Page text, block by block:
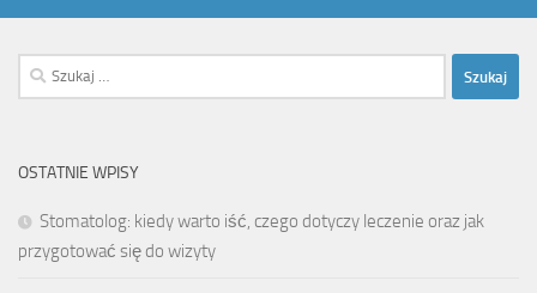
Szukaj:
OSTATNIE WPISY
Stomatolog: kiedy warto iść, czego dotyczy leczenie oraz jak
przygotować się do wizyty